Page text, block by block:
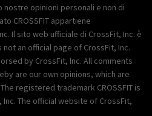
opinioni personali e non di
CROSSFIT appartiene
Il sito web ufficiale di CrossFit, Inc. è
an official page of CrossFit, Inc.
by CrossFit, Inc. All comments
are our own opinions, which are
registered trademark CROSSFIT is
The official website of CrossFit,